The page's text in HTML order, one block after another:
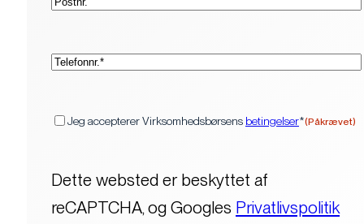
Telefon*
Jeg accepterer Virksomhedsbørsens betingelser*(Påkrævet)
Dette websted er beskyttet af
reCAPTCHA, og Googles Privatlivspolitik